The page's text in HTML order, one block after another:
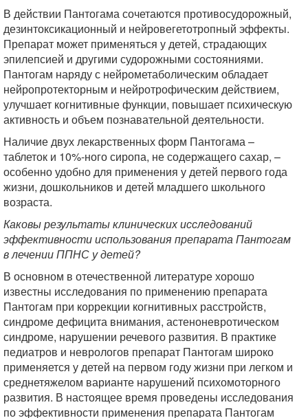
В действии Пантогама сочетаются противосудорожный,
дезинтоксикационный и нейровегетотропный эффекты.
Препарат может применяться у детей, страдающих
эпилепсией и другими судорожными состояниями.
Пантогам наряду с нейрометаболическим обладает
нейропротекторным и нейротрофическим действием,
улучшает когнитивные функции, повышает психическую
активность и объем познавательной деятельности.
Наличие двух лекарственных форм Пантогама –
таблеток и 10%-ного сиропа, не содержащего сахар, –
особенно удобно для применения у детей первого года
жизни, дошкольников и детей младшего школьного
возраста.
Каковы результаты клинических исследований
эффективности использования препарата Пантогам
в лечении ППНС у детей?
В основном в отечественной литературе хорошо
известны исследования по применению препарата
Пантогам при коррекции когнитивных расстройств,
синдроме дефицита внимания, астеноневротическом
синдроме, нарушении речевого развития. В практике
педиатров и неврологов препарат Пантогам широко
применяется у детей на первом году жизни при легком и
среднетяжелом варианте нарушений психомоторного
развития. В настоящее время проведены исследования
по эффективности применения препарата Пантогам